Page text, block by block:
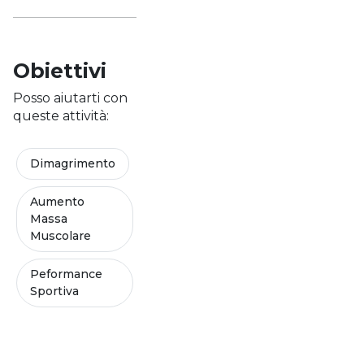
Obiettivi
Posso aiutarti con
queste attività:
Dimagrimento
Aumento
Massa
Muscolare
Peformance
Sportiva